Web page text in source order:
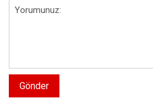
Gönder